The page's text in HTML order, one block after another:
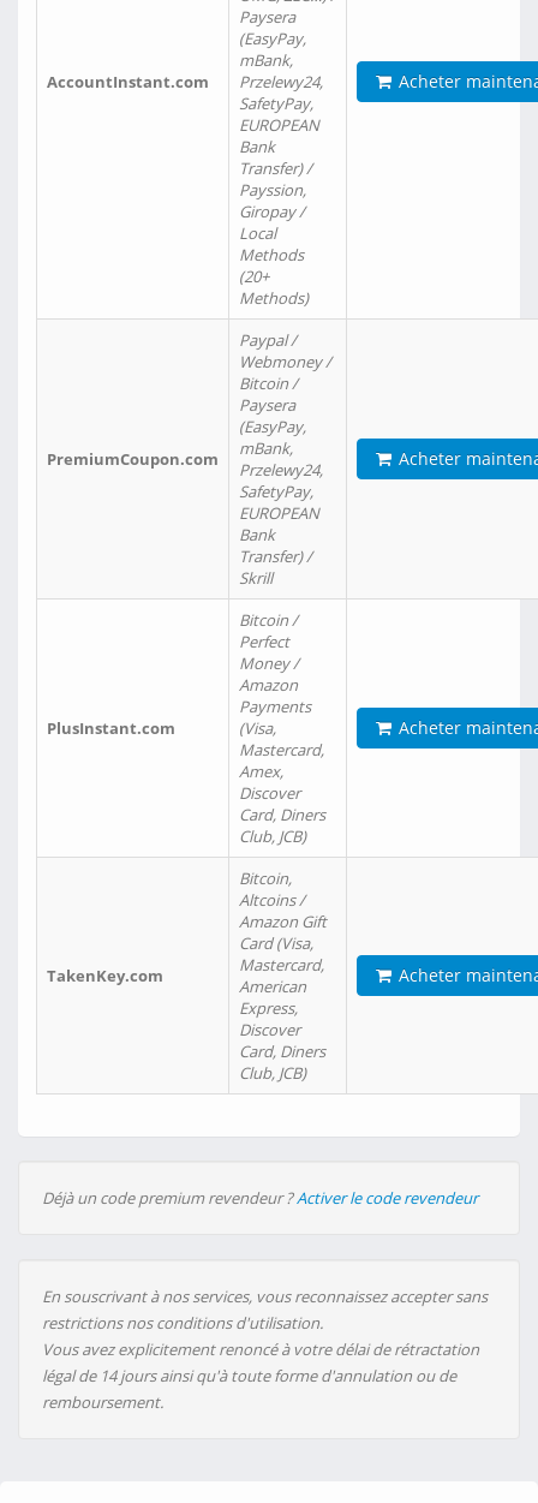
AccountInstant.com
Paysera
(EasyPay,
mBank,
Przelewy24,
SafetyPay,
EUROPEAN
Bank
Transfer) /
Payssion,
Giropay /
Local
Methods
(20+
Methods)
Acheter
PremiumCoupon.com
Paypal /
Webmoney /
Bitcoin /
Paysera
(EasyPay,
mBank,
Przelewy24,
SafetyPay,
EUROPEAN
Bank
Transfer) /
Skrill
Acheter
PlusInstant.com
Bitcoin /
Perfect
Money /
Amazon
Payments
(Visa,
Mastercard,
Amex,
Discover
Card, Diners
Club, JCB)
Acheter
TakenKey.com
Bitcoin,
Altcoins /
Amazon Gift
Card (Visa,
Mastercard,
American
Express,
Discover
Card, Diners
Club, JCB)
Acheter
Déjà un code premium revendeur ?Activer le code revendeur
En souscrivant à nos services, vous reconnaissez accepter sans
restrictions nos conditions d'utilisation.
Vous avez explicitement renoncé à votre délai de rétractation
légal de 14 jours ainsi qu'à toute forme d'annulation ou de
remboursement.